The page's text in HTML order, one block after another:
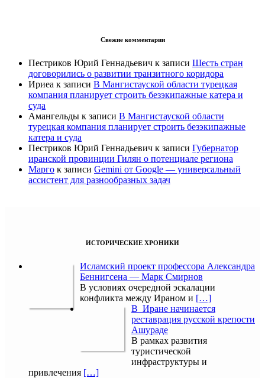
Свежие комментарии
Пестриков Юрий Геннадьевич к записи Шесть стран
договорились о развитии транзитного коридора
Ириеа к записи В Мангистауской области турецкая
компания планирует строить безэкипажные катера и
суда
Амангельды к записи В Мангистауской области
турецкая компания планирует строить безэкипажные
катера и суда
Пестриков Юрий Геннадьевич к записи Губернатор
иранской провинции Гилян о потенциале региона
Марго к записи Gemini от Google — универсальный
ассистент для разнообразных задач
ИСТОРИЧЕСКИЕ ХРОНИКИ
Исламский проект профессора Александра
Беннигсена — Марк Смирнов
В условиях очередной эскалации
конфликта между Ираном и […]
В Иране начинается
реставрация русской крепости
Ашураде
В рамках развития
туристической
инфраструктуры и
привлечения […]